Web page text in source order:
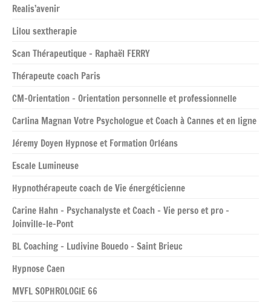
Realis’avenir
Lilou sextherapie
Scan Thérapeutique – Raphaël FERRY
Thérapeute coach Paris
CM-Orientation – Orientation personnelle et professionnelle
Carlina Magnan Votre Psychologue et Coach à Cannes et en ligne
Jéremy Doyen Hypnose et Formation Orléans
Escale Lumineuse
Hypnothérapeute coach de Vie énergéticienne
Carine Hahn – Psychanalyste et Coach – Vie perso et pro –
Joinville-le-Pont
BL Coaching – Ludivine Bouedo – Saint Brieuc
Hypnose Caen
MVFL SOPHROLOGIE 66